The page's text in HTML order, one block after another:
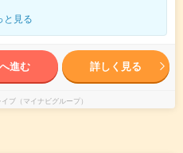
と見る
進む 詳しく見る
ブ（マイナビグループ）